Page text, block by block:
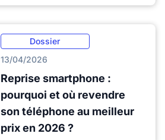
Dossier
13/04/2026
Reprise smartphone :
pourquoi et où revendre
son téléphone au meilleur
prix en 2026 ?